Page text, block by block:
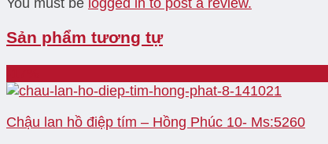
Sản phẩm tương tự
Chậu lan hồ điệp tím – Hồng Phúc 10- Ms:5260